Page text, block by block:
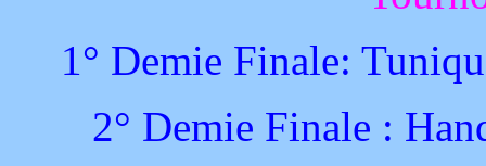
1° Demie Finale:
2° Demie Finale :